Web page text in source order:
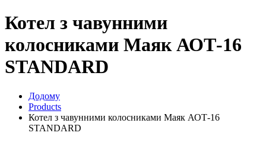
Котел з чавунними
колосниками Маяк АОТ-16
STANDARD
Додому
Products
Котел з чавунними колосниками Маяк АОТ-16
STANDARD